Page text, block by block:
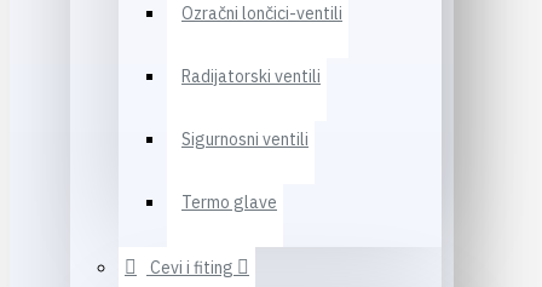
Ozračni lončici-ventili
Radijatorski ventili
Sigurnosni ventili
Termo glave
Cevi i fiting